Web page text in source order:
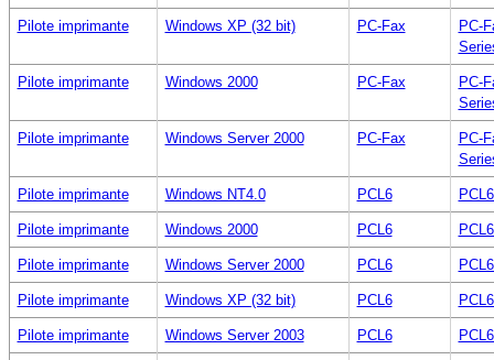
Pilote imprimante Windows XP (32 bit) PC-Fax
PC-
Pilote imprimante Windows 2000 PC-Fax
PC-
Pilote imprimante Windows Server 2000 PC-Fax
PC-
Pilote imprimante Windows NT4.0 PCL6
Pilote imprimante Windows 2000 PCL6
Pilote imprimante Windows Server 2000 PCL6
Pilote imprimante Windows XP (32 bit) PCL6
Pilote imprimante Windows Server 2003 PCL6